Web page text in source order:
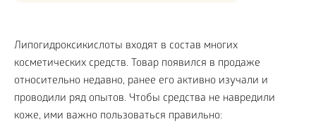
Липогидроксикислоты входят в состав многих
косметических средств. Товар появился в продаже
относительно недавно, ранее его активно изучали и
проводили ряд опытов. Чтобы средства не навредили
коже, ими важно пользоваться правильно: